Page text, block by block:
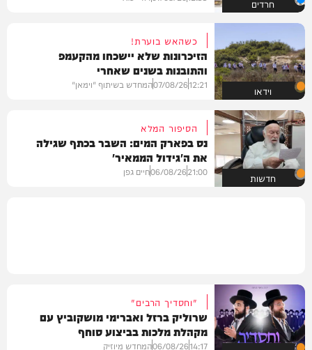
חרדים
וידאו
כשהאש בוערת!
הזיכרונות שלא יישכחו מהקעמפ
והתובנות בשנים שאחרי
12:21
07/08/26המחדש בשיתוף "וימאן"
חדשות
הסיפור המלא
נס בפארק המים: השבר בכתף שגילה
את ה'גידול הממאיר'
21:00
06/08/26חיים גפן
"וחסדיך הרבים"
שרוליק ברזל ואברימי מושקוביץ עם
מקהלת מלכות בביצוע סוחף
14:17
06/08/26המחדש מיוזיק